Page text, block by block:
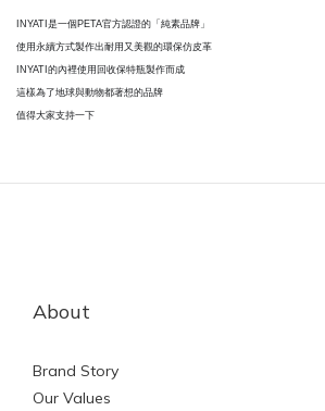
INYATI是一個PETA官方認證的「純素品牌」
使用永續方式製作出耐用又美觀的環保仿皮革
INYATI的內裡使用回收保特瓶製作而成
這樣為了地球與動物都著想的品牌
值得大家支持一下
About
Brand Story
Our Values